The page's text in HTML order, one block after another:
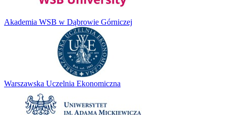
Akademia WSB w Dąbrowie Górniczej
Warszawska Uczelnia Ekonomiczna